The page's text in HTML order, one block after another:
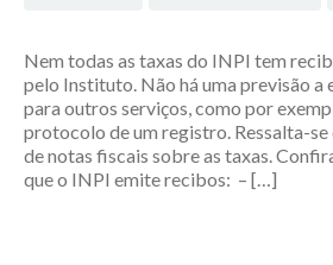
Nem todas as taxas do INPI tem
pelo Instituto. Não há uma previsão a
para outros serviços, como por
protocolo de um registro. Ressalta-se
de notas fiscais sobre as taxas.
que o INPI emite recibos: – […]